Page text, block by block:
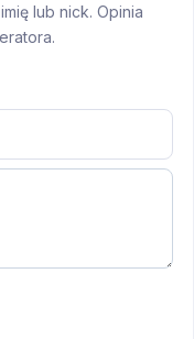
lub nick. Opinia